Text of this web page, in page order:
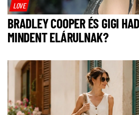
LOVE
BRADLEY COOPER ÉS GIGI
MINDENT ELÁRULNAK?